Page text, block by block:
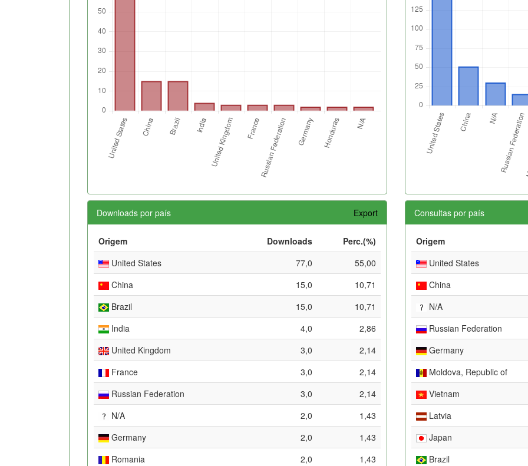
Downloads por país Export
Origem Downloads
Perc.(%)
United States
77,0
55,00
China
15,0
10,71
Brazil
15,0
10,71
India
4,0
2,86
United Kingdom
3,0
2,14
France
3,0
2,14
Russian Federation
3,0
2,14
N/A
2,0
1,43
Germany
2,0
1,43
Romania
2,0
1,43
Consultas por país
Origem
United States
China
N/A
Russian Federation
Germany
Moldova, Republic of
Vietnam
Latvia
Japan
Brazil